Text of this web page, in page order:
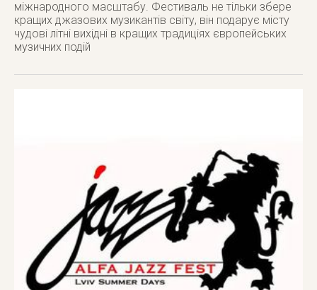
міжнародного масштабу. Фестиваль не тільки збере
кращих джазових музикантів світу, він подарує місту
чудові літні вихідні в кращих традиціях європейських
музичних подій